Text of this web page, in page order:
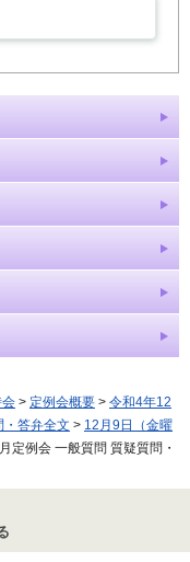
会 > 定例会概要 > 令和4年12
答弁全文 > 12月9日（金曜
定例会 一般質問 質疑質問・